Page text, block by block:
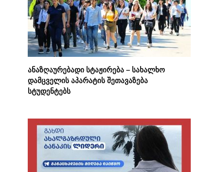
ანაზღაურებადი სტაჟირება – სახალხო
დამცველის აპარატის შეთავაზება
სტუდენტებს